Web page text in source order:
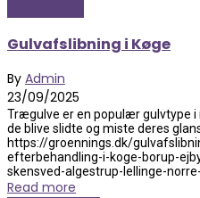
Gulvafslibning i Køge
By Admin
23/09/2025
Trægulve er en populær gulvtype
de blive slidte og miste deres
https://groennings.dk/
efterbehandling-i-koge-borup-
skensved-algestrup-lellinge-
Read more